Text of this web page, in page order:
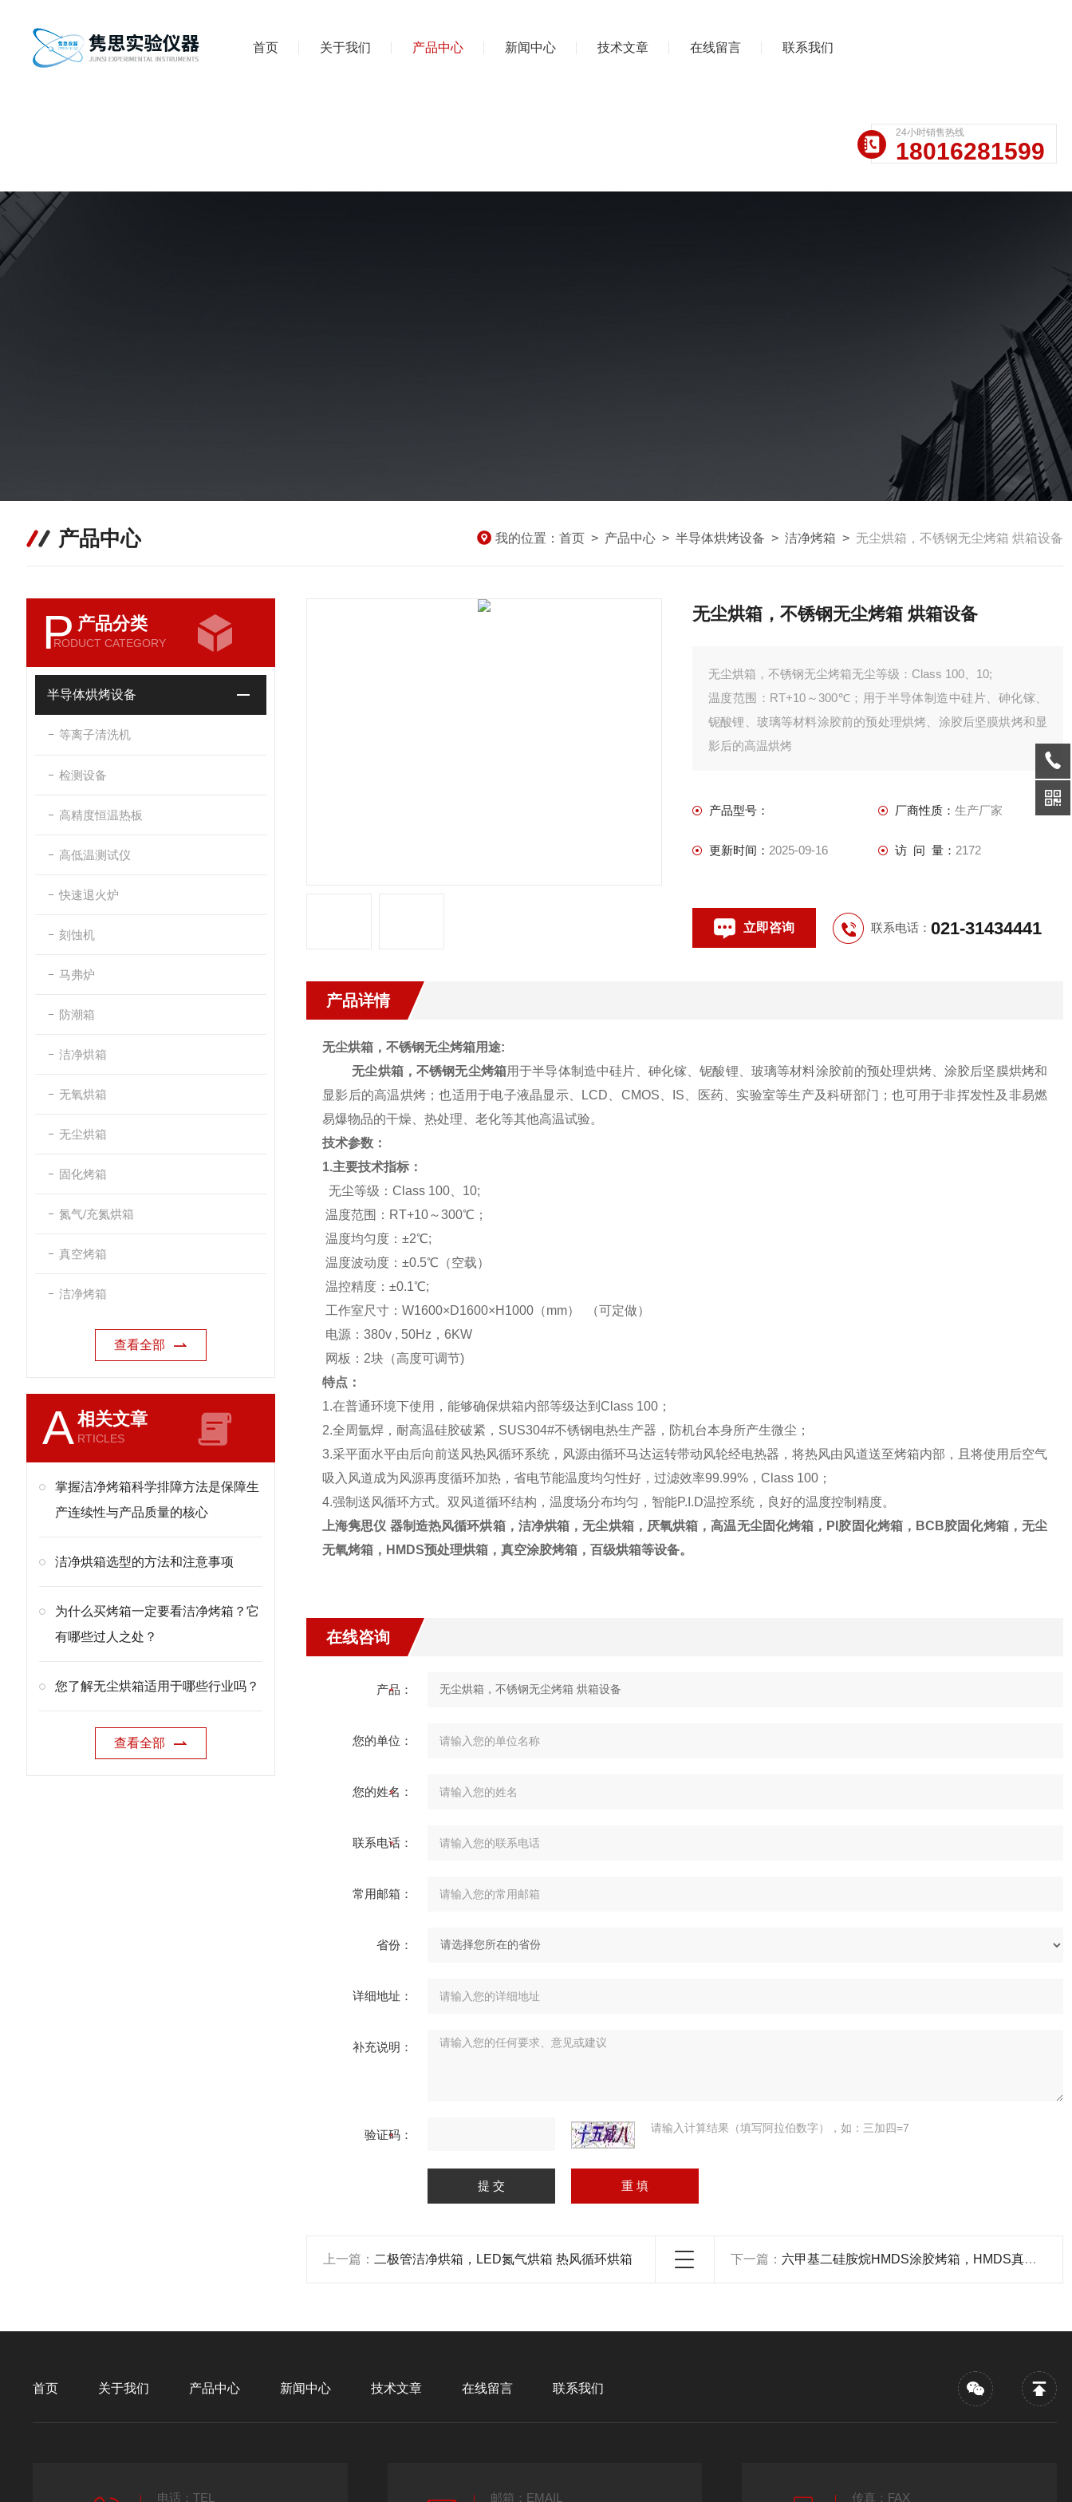
首页 关于我们 产品中心 新闻中心 技术文章 在线留言 联系我们
24小时销售热线
18016281599
产品中心 我的位置： 首页 > 产品中心 > 半导体烘烤设备 > 洁净烤箱 > 无尘烘箱，不锈钢无尘烤箱 烘箱设备
P 产品分类
RODUCT CATEGORY
半导体烘烤设备
等离子清洗机
检测设备
高精度恒温热板
高低温测试仪
快速退火炉
刻蚀机
马弗炉
防潮箱
洁净烘箱
无氧烘箱
无尘烘箱
固化烤箱
氮气/充氮烘箱
真空烤箱
洁净烤箱
查看全部
A相关文章
RTICLES
掌握洁净烤箱科学排障方法是保障生
产连续性与产品质量的核心
洁净烘箱选型的方法和注意事项
为什么买烤箱一定要看洁净烤箱？它
有哪些过人之处？
您了解无尘烘箱适用于哪些行业吗？
查看全部
无尘烘箱，不锈钢无尘烤箱 烘箱设备
无尘烘箱，不锈钢无尘烤箱无尘等级：Class 100、10;
温度范围：RT+10～300℃；用于半导体制造中硅片、砷化镓、
铌酸锂、玻璃等材料涂胶前的预处理烘烤、涂胶后坚膜烘烤和显
影后的高温烘烤
产品型号： 厂商性质： 生产厂家
更新时间： 2025-09-16 访 问 量： 2172
立即咨询 联系电话： 021-31434441
产品详情
无尘烘箱，不锈钢无尘烤箱用途:
无尘烘箱，不锈钢无尘烤箱用于半导体制造中硅片、砷化镓、铌酸锂、玻璃等材料涂胶前的预处理烘烤、涂胶后坚膜烘烤和
显影后的高温烘烤；也适用于电子液晶显示、LCD、CMOS、IS、医药、实验室等生产及科研部门；也可用于非挥发性及非易燃
易爆物品的干燥、热处理、老化等其他高温试验。
技术参数：
1.主要技术指标：
无尘等级：Class 100、10;
温度范围：RT+10～300℃；
温度均匀度：±2℃;
温度波动度：±0.5℃（空载）
温控精度：±0.1℃;
工作室尺寸：W1600×D1600×H1000（mm） （可定做）
电源：380v , 50Hz，6KW
网板：2块（高度可调节)
特点：
1.在普通环境下使用，能够确保烘箱内部等级达到Class 100 ；
2.全周氩焊，耐高温硅胶破紧，SUS304#不锈钢电热生产器，防机台本身所产生微尘；
3.采平面水平由后向前送风热风循环系统，风源由循环马达运转带动风轮经电热器，将热风由风道送至烤箱内部，且将使用后空气
吸入风道成为风源再度循环加热，省电节能温度均匀性好，过滤效率99.99%，Class 100 ；
4.强制送风循环方式。双风道循环结构，温度场分布均匀，智能P.I.D温控系统，良好的温度控制精度。
上海隽思仪 器制造热风循环烘箱，洁净烘箱，无尘烘箱，厌氧烘箱，高温无尘固化烤箱，PI胶固化烤箱，BCB胶固化烤箱，无尘
无氧烤箱，HMDS预处理烘箱，真空涂胶烤箱，百级烘箱等设备。
在线咨询
产品：
您的单位：
您的姓名：
联系电话：
常用邮箱：
省份：
详细地址：
补充说明：
验证码： 请输入计算结果（填写阿拉伯数字），如：三加四=7
上一篇： 二极管洁净烘箱，LED氮气烘箱 热风循环烘箱 下一篇： 六甲基二硅胺烷HMDS涂胶烤箱，HMDS真空烘箱
首页 关于我们 产品中心 新闻中心 技术文章 在线留言 联系我们
电话：TEL 邮箱：EMAIL 传真：FAX